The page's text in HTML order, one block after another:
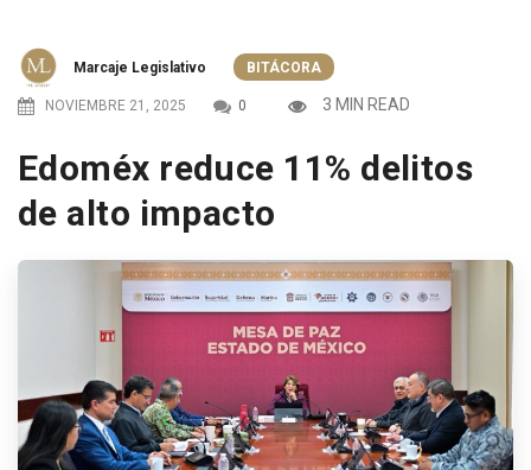
Marcaje Legislativo BITÁCORA
NOVIEMBRE 21, 2025 0 3 MIN READ
Edoméx reduce 11% delitos
de alto impacto